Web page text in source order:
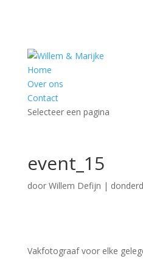
Home
Over ons
Contact
Selecteer een pagina
event_15
door Willem Defijn |
Vakfotograaf voor elke